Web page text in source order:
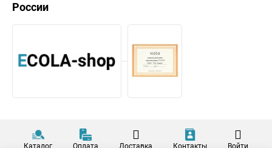
России
Каталог Оплата Доставка Контакты Войти